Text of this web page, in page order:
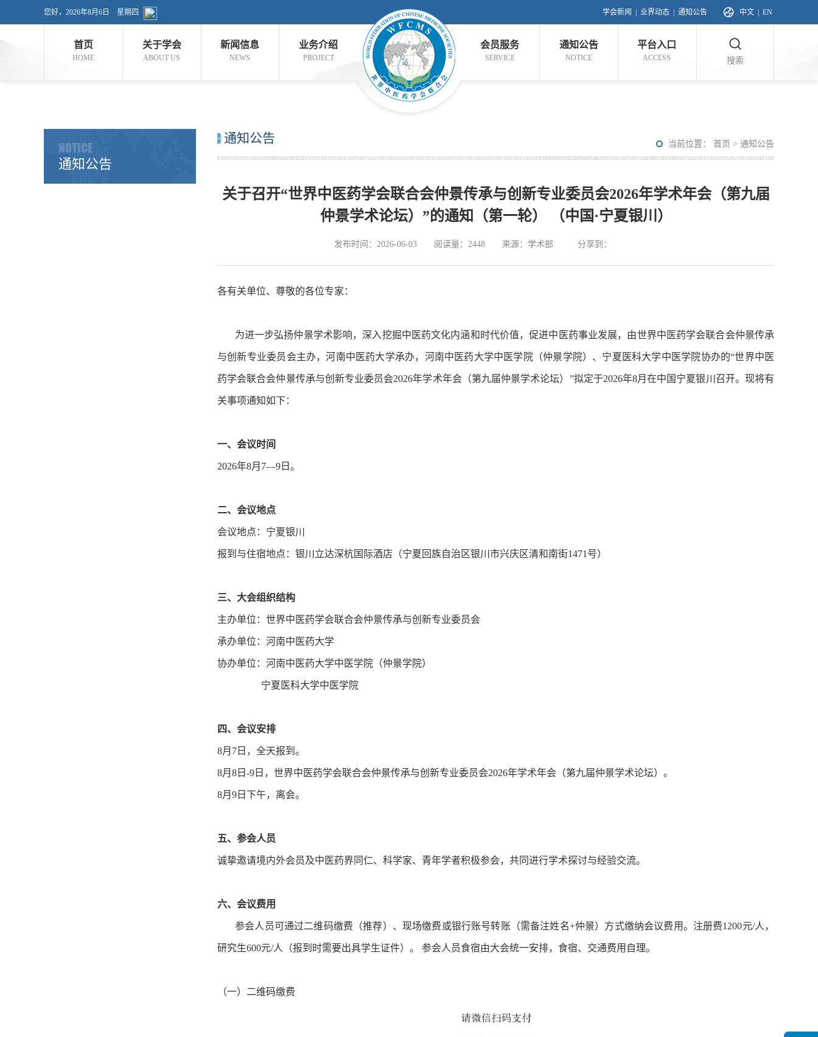
您好， 2026年8月6日 星期四 学会新闻 业界动态 通知公告 中文 EN
首页
HOME
关于学会
ABOUT US
新闻信息
NEWS
业务介绍
PROJECT
会员服务
SERVICE
通知公告
NOTICE
平台入口
ACCESS 搜索
NOTICE
通知公告
通知公告 当前位置： 首页 > 通知公告
关于召开“世界中医药学会联合会仲景传承与创新专业委员会2026年学术年会（第九届
仲景学术论坛）”的通知（第一轮） （中国·宁夏银川）
发布时间：2026-06-03 阅读量：2448 来源：学术部 分享到：
各有关单位、尊敬的各位专家：
为进一步弘扬仲景学术影响，深入挖掘中医药文化内涵和时代价值，促进中医药事业发展，由世界中医药学会联合会仲景传承
与创新专业委员会主办，河南中医药大学承办，河南中医药大学中医学院（仲景学院）、宁夏医科大学中医学院协办的“世界中医
药学会联合会仲景传承与创新专业委员会2026年学术年会（第九届仲景学术论坛）”拟定于2026年8月在中国宁夏银川召开。现将有
关事项通知如下：
一、会议时间
2026年8月7—9日。
二、会议地点
会议地点：宁夏银川
报到与住宿地点：银川立达深杭国际酒店（宁夏回族自治区银川市兴庆区清和南街1471号）
三、大会组织结构
主办单位：世界中医药学会联合会仲景传承与创新专业委员会
承办单位：河南中医药大学
协办单位：河南中医药大学中医学院（仲景学院）
宁夏医科大学中医学院
四、会议安排
8月7日，全天报到。
8月8日-9日，世界中医药学会联合会仲景传承与创新专业委员会2026年学术年会（第九届仲景学术论坛）。
8月9日下午，离会。
五、参会人员
诚挚邀请境内外会员及中医药界同仁、科学家、青年学者积极参会，共同进行学术探讨与经验交流。
六、会议费用
参会人员可通过二维码缴费（推荐）、现场缴费或银行账号转账（需备注姓名+仲景）方式缴纳会议费用。注册费1200元/人，
研究生600元/人（报到时需要出具学生证件）。 参会人员食宿由大会统一安排，食宿、交通费用自理。
（一）二维码缴费